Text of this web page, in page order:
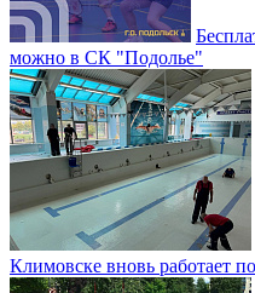
можно в СК "Подолье"
Климовске вновь работает